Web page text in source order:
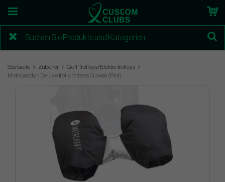
Startseite Zubehör
Golf Trolleys/Elektro trolleys
Motocaddy - Deluxe trolly mittens Gloves (Pair)